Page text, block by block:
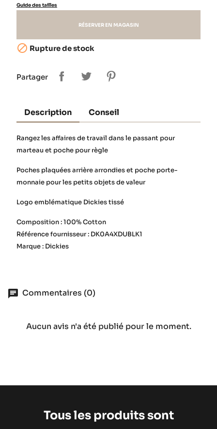
Guide des tailles
RÉSERVER EN MAGASIN
 Rupture de stock
Partager
Description Conseil
Rangez les affaires de travail dans le passant pour
marteau et poche pour règle
Poches plaquées arrière arrondies et poche porte-
monnaie pour les petits objets de valeur
Logo emblématique Dickies tissé
Composition : 100% Cotton
Référence fournisseur : DK0A4XDUBLK1
Marque : Dickies
Commentaires (0)
Aucun avis n'a été publié pour le moment.
Tous les produits sont